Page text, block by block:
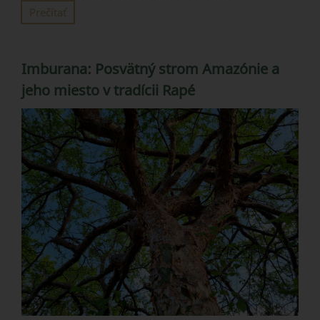
Prečítať
Imburana: Posvätný strom Amazónie a
jeho miesto v tradícii Rapé